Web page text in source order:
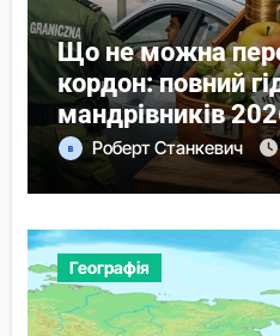
Що не можна
кордон: повний
мандрівників
Роберт Станкевич
Географія